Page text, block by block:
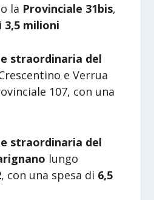
la Provinciale 31bis,
3,5 milioni
straordinaria del
e Verrua
107, con una
straordinaria del
lungo
, con una spesa di 6,5